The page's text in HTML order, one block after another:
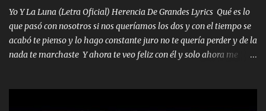
quiero que sea nunca con otra yo quiero llevarte a la Luna y si
quieres en ese momento te pido que seas mi esposa Chingada
madre no quiero dejar de tenerte no ayuda la p'uta loquera y al
chile quisiera ser menos de ti dependiente la pinche tristeza me
encierra princesa tu sabes que nunca saldras de mi mente Ella era
Yo Y La Luna (Letra Oficial) Herencia De Grandes Lyrics Qué es lo
que pasó con nosotros si nos queríamos los dos y con el tiempo se
acabó te pienso y lo hago constante juro no te quería perder y de la
nada te marchaste Y ahora te veo feliz con él y solo ahora me